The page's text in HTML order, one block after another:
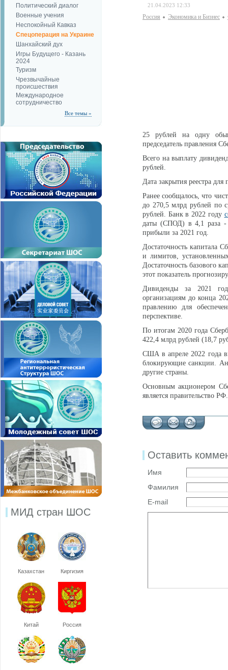
Политический диалог
Военные учения
Неспокойный Кавказ
Спецоперация на Украине
Шанхайский дух
Игры Будущего - Казань
2024
Туризм
Чрезвычайные
происшествия
Международное
сотрудничество
Все темы »
МИД стран ШОС
Казахстан Киргизия
Китай Россия
21.04.2023 12:33
Россия Экономика и Бизнес
25 рублей на одну
председатель правления
Всего на выплату
рублей.
Дата закрытия реестра
Ранее сообщалось, что
до 270,5 млрд рублей по
рублей. Банк в 2022 году
даты (СПОД) в 4,1 раза -
прибыли за 2021 год.
Достаточность капитала
и лимитов,
Достаточность базового
этот показатель
Дивиденды за 2021
организациям до конца
правлению для
перспективе.
По итогам 2020 года
422,4 млрд рублей (18,7
США в апреле 2022 года
блокирующие санкции.
другие страны.
Основным акционером
является правительство РФ.
Оставить
Имя
Фамилия
E-mail